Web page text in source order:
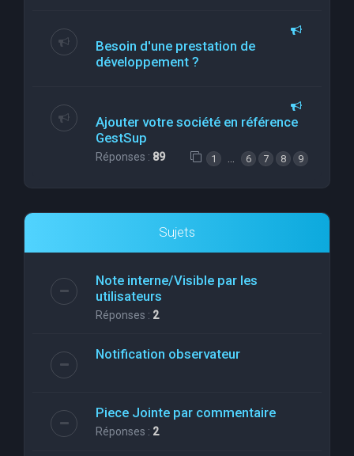
Besoin d'une prestation de
développement ?
Ajouter votre société en référence
GestSup
Réponses : 89 1 6 7 8 9
Sujets
Note interne/Visible par les
utilisateurs
Réponses : 2
Notification observateur
Piece Jointe par commentaire
Réponses : 2